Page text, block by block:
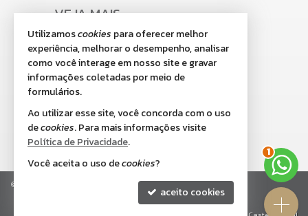
VEJA MAIS
receba nosso newsletter
indicadores financeiros
cadastre seu imóvel
imóveis favoritos
mapa de imóveis
© Política de Privacidade
Utilizamoscookies para oferecer melhor
experiência, melhorar o desempenho, analisar
como você interage em nosso site e gravar
informações coletadas por meio de
formulários.
Ao utilizar esse site, você concorda com o uso
decookies. Para mais informações visite
Política de Privacidade.
Você aceita o uso decookies?
aceito cookies